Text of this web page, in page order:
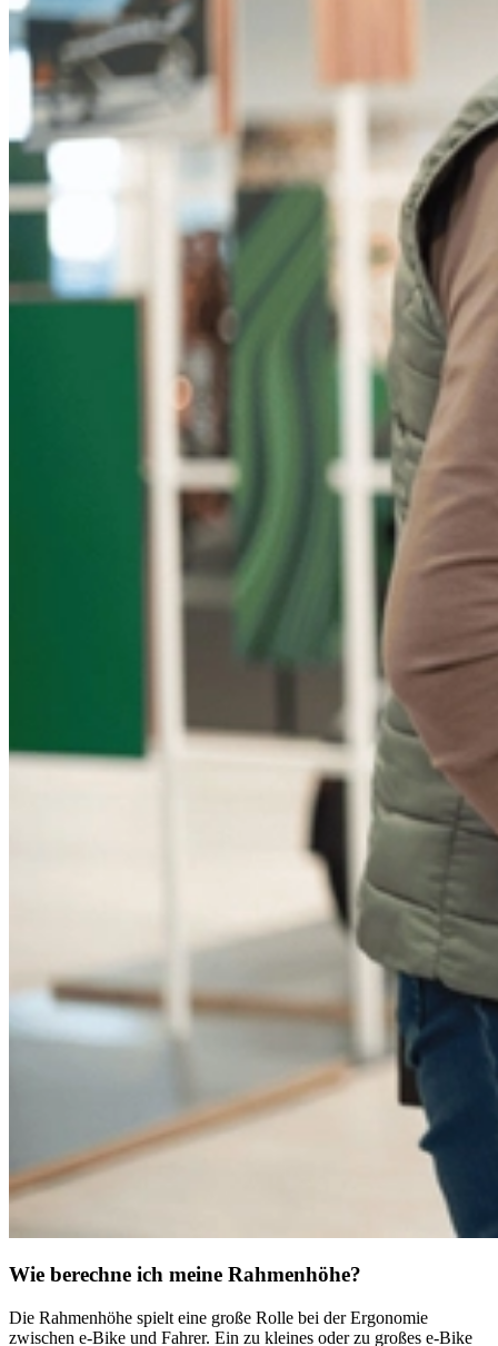
Wie berechne ich meine Rahmenhöhe?
Die Rahmenhöhe spielt eine große Rolle bei der Ergonomie
zwischen e-Bike und Fahrer. Ein zu kleines oder zu großes e-Bike